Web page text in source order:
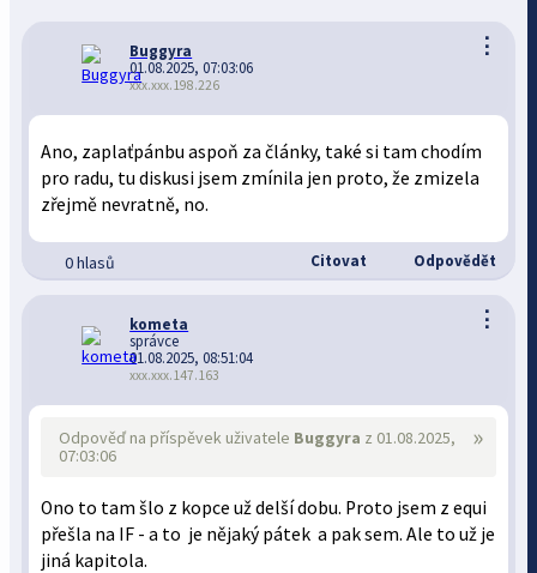
⋮
Buggyra
01.08.2025, 07:03:06
xxx.xxx.198.226
Ano, zaplaťpánbu aspoň za články, také si tam chodím
pro radu, tu diskusi jsem zmínila jen proto, že zmizela
zřejmě nevratně, no.
0 hlasů Citovat Odpovědět
⋮
kometa
správce
01.08.2025, 08:51:04
xxx.xxx.147.163
»
Odpověď na příspěvek uživatele Buggyra z 01.08.2025,
07:03:06
Ono to tam šlo z kopce už delší dobu. Proto jsem z equi
přešla na IF - a to je nějaký pátek a pak sem. Ale to už je
jiná kapitola.